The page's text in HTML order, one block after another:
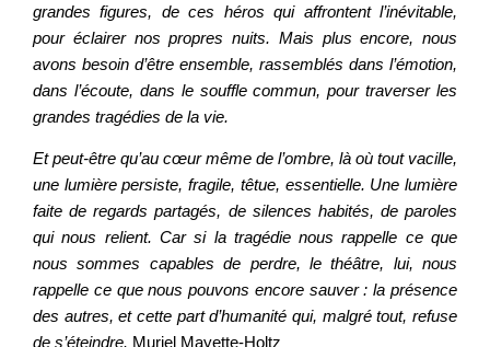
grandes figures, de ces héros qui affrontent l’inévitable,
pour éclairer nos propres nuits. Mais plus encore, nous
avons besoin d’être ensemble, rassemblés dans l’émotion,
dans l’écoute, dans le souffle commun, pour traverser les
grandes tragédies de la vie.
Et peut-être qu’au cœur même de l’ombre, là où tout vacille,
une lumière persiste, fragile, têtue, essentielle. Une lumière
faite de regards partagés, de silences habités, de paroles
qui nous relient. Car si la tragédie nous rappelle ce que
nous sommes capables de perdre, le théâtre, lui, nous
rappelle ce que nous pouvons encore sauver : la présence
des autres, et cette part d’humanité qui, malgré tout, refuse
de s’éteindre. Muriel Mayette-Holtz